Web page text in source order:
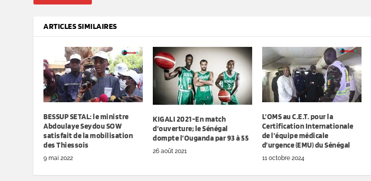
ARTICLES SIMILAIRES
BESSUP SETAL: le ministre
Abdoulaye Seydou SOW
satisfait de la mobilisation
des Thiessois
9 mai 2022
KIGALI 2021-En match
d’ouverture; le Sénégal
dompte l’Ouganda par 93 à 55
26 août 2021
L’OMS au C.E.T. pour la
Certification Internationale
de l’équipe médicale
d’urgence (EMU) du Sénégal
11 octobre 2024